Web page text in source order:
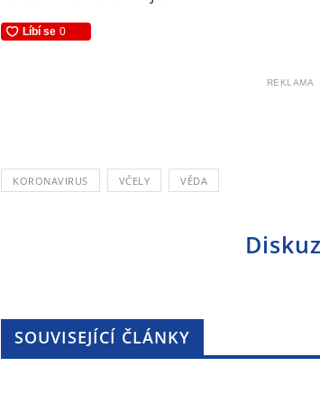
REKLAMA
KORONAVIRUS VČELY VĚDA
SOUVISEJÍCÍ ČLÁNKY